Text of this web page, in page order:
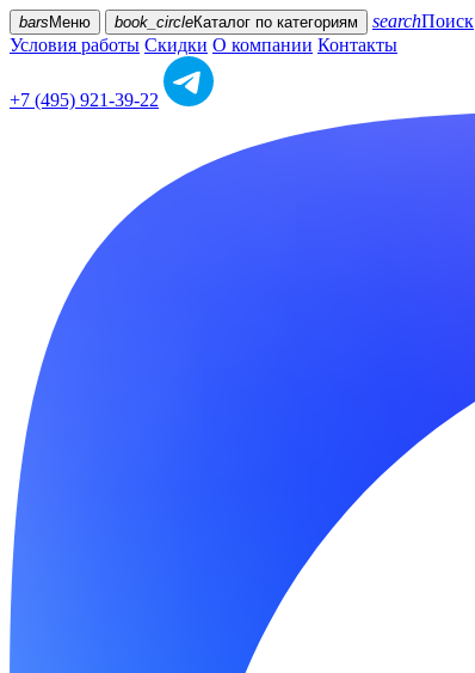
bars Меню book_circleКаталог по категориям searchПоиск
Условия работы Скидки О компании Контакты
+7 (495) 921-39-22